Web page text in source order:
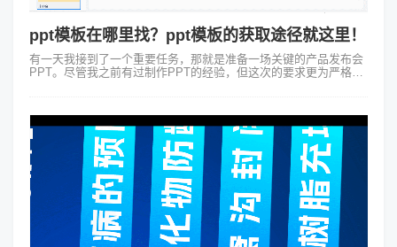
ppt模板在哪里找？ppt模板的获取途径就这里！
有一天我接到了一个重要任务，那就是准备一场关键的产品发布会
PPT。尽管我之前有过制作PPT的经验，但这次的要求更为严格和